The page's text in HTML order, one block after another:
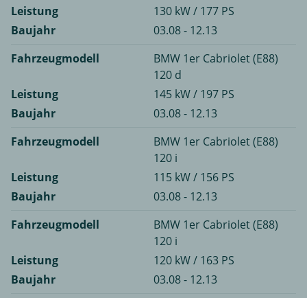
Leistung
130 kW / 177 PS
Baujahr
03.08 - 12.13
Fahrzeugmodell
BMW 1er Cabriolet (E88)
120 d
Leistung
145 kW / 197 PS
Baujahr
03.08 - 12.13
Fahrzeugmodell
BMW 1er Cabriolet (E88)
120 i
Leistung
115 kW / 156 PS
Baujahr
03.08 - 12.13
Fahrzeugmodell
BMW 1er Cabriolet (E88)
120 i
Leistung
120 kW / 163 PS
Baujahr
03.08 - 12.13